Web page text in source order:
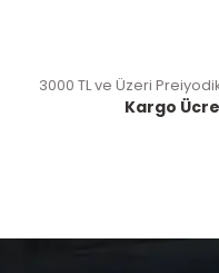
3000 TL ve Üzeri
Kargo